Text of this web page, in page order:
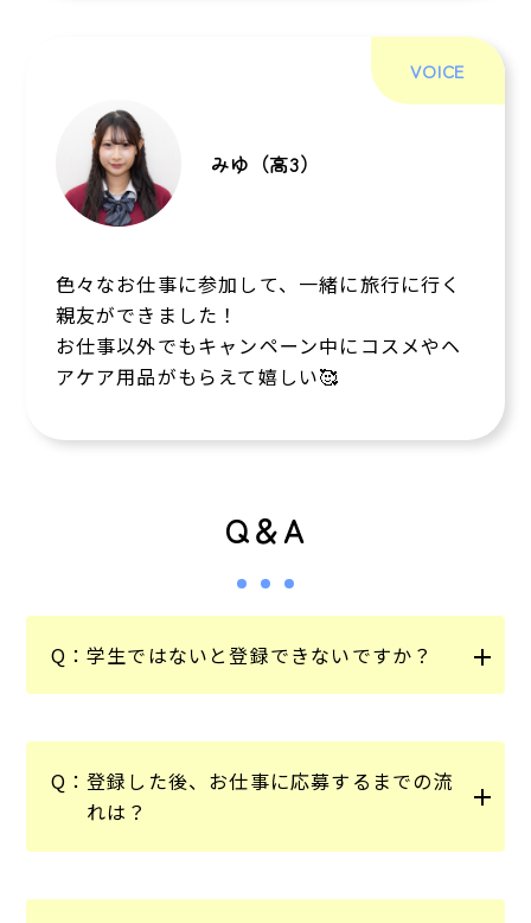
VOICE
みゆ（高3）
色々なお仕事に参加して、一緒に旅行に行く
親友ができました！
お仕事以外でもキャンペーン中にコスメやヘ
アケア用品がもらえて嬉しい🥰
Q＆A
Q： 学生ではないと登録できないですか？
Q： 登録した後、お仕事に応募するまでの流
れは？